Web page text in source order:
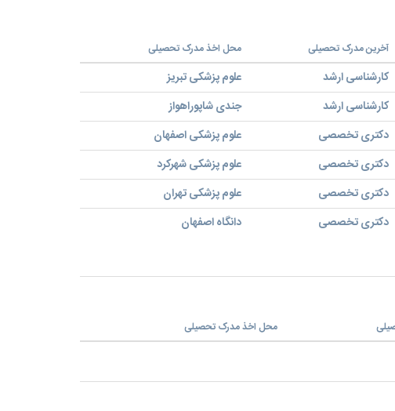
آخرین مدرک تحصیلی محل اخذ مدرک تحصیلی
کارشناسی ارشد
علوم پزشکی تبریز
کارشناسی ارشد
جندی شاپوراهواز
دکتری تخصصی
علوم پزشکی اصفهان
دکتری تخصصی
علوم پزشکی شهرکرد
دکتری تخصصی
علوم پزشکی تهران
دکتری تخصصی دانگاه اصفهان
محل اخذ مدرک تحصیلی